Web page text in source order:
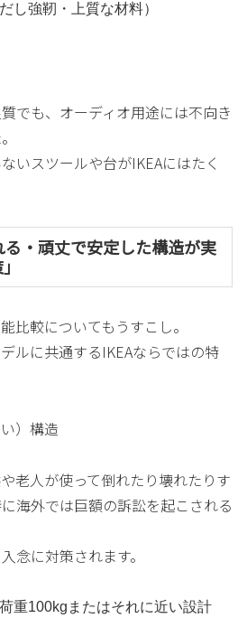
し強靭・上質な材料）
でも、オーディオ用途には不向き
いスツールや台がIKEAにはたく
る・頑丈で安定した構造が実
比較についてもうすこし。
ルに共通するIKEAならではの特
）構造
老人が使って倒れたり壊れたりす
海外では巨額の訴訟を起こされる
念に対策されます。
重100kgまたはそれに近い設計